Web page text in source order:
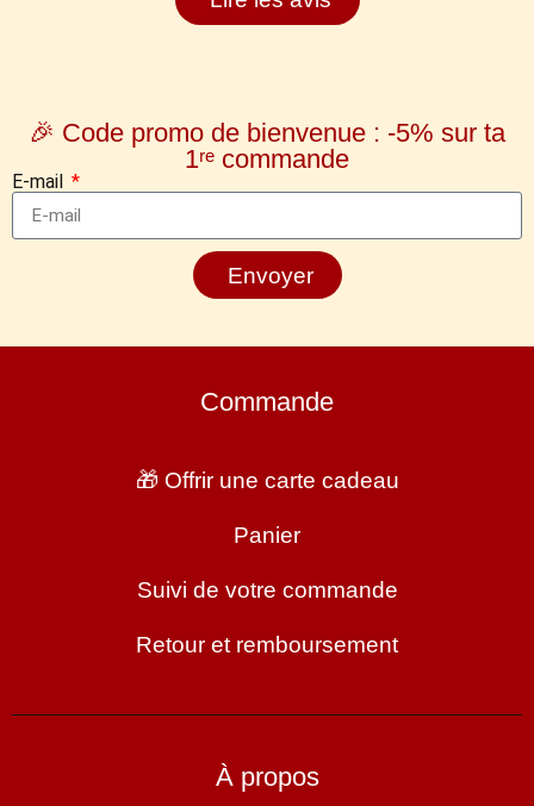
🎉 Code promo de bienvenue : -5% sur ta
1ʳᵉ commande
E-mail
Envoyer
Commande
🎁 Offrir une carte cadeau
Panier
Suivi de votre commande
Retour et remboursement
À propos